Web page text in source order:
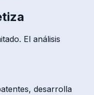
El análisis
desarrolla